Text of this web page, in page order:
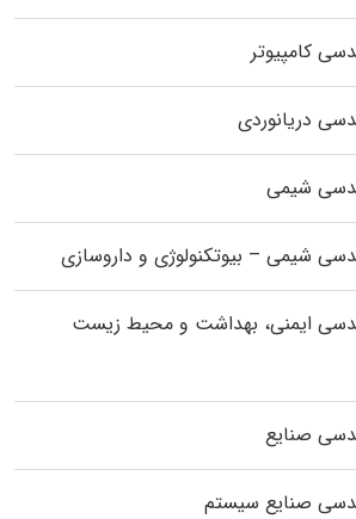
کامپیوتر
دریانوردی
شیمی
شیمی – بیوتکنولوژی و داروسازی
ایمنی، بهداشت و محیط زیست
صنایع
صنایع سیستم